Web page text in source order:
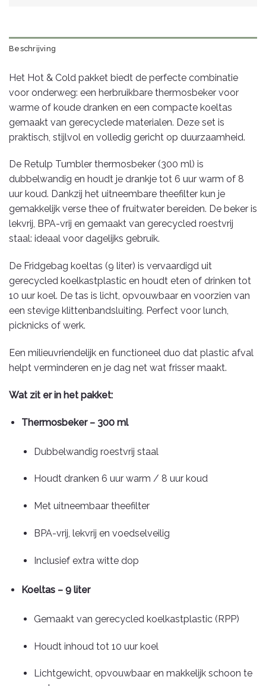
Beschrijving
Het Hot & Cold pakket biedt de perfecte combinatie
voor onderweg: een herbruikbare thermosbeker voor
warme of koude dranken en een compacte koeltas
gemaakt van gerecyclede materialen. Deze set is
praktisch, stijlvol en volledig gericht op duurzaamheid.
De Retulp Tumbler thermosbeker (300 ml) is
dubbelwandig en houdt je drankje tot 6 uur warm of 8
uur koud. Dankzij het uitneembare theefilter kun je
gemakkelijk verse thee of fruitwater bereiden. De beker is
lekvrij, BPA-vrij en gemaakt van gerecycled roestvrij
staal: ideaal voor dagelijks gebruik.
De Fridgebag koeltas (9 liter) is vervaardigd uit
gerecycled koelkastplastic en houdt eten of drinken tot
10 uur koel. De tas is licht, opvouwbaar en voorzien van
een stevige klittenbandsluiting. Perfect voor lunch,
picknicks of werk.
Een milieuvriendelijk en functioneel duo dat plastic afval
helpt verminderen en je dag net wat frisser maakt.
Wat zit er in het pakket:
Thermosbeker – 300 ml
Dubbelwandig roestvrij staal
Houdt dranken 6 uur warm / 8 uur koud
Met uitneembaar theefilter
BPA-vrij, lekvrij en voedselveilig
Inclusief extra witte dop
Koeltas – 9 liter
Gemaakt van gerecycled koelkastplastic (RPP)
Houdt inhoud tot 10 uur koel
Lichtgewicht, opvouwbaar en makkelijk schoon te